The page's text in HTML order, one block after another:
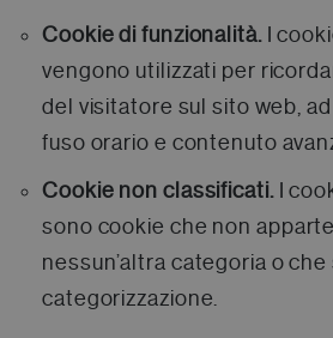
Cookie di funzionalità.I
vengono utilizzati per
del visitatore sul sito web,
fuso orario e contenuto
Cookie non classificati.I
sono cookie che non
nessun’altra categoria o
categorizzazione.